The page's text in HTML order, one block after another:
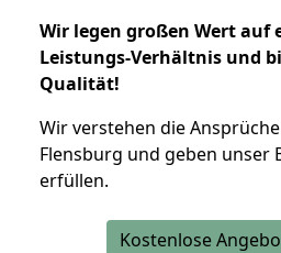
Wir legen großen Wert auf
Leistungs-Verhältnis und
Qualität!
Wir verstehen die
Flensburg und geben unser
erfüllen.
Kostenlose